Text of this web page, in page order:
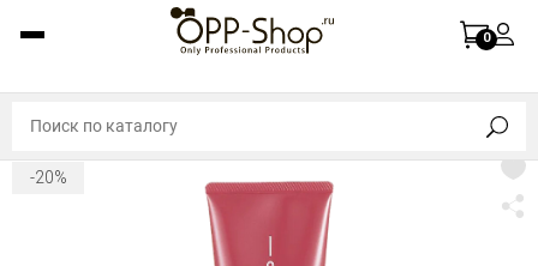
0
-20%